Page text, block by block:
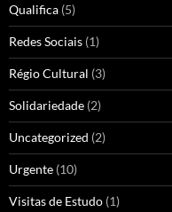
Qualifica (5)
Redes Sociais (1)
Régio Cultural (3)
Solidariedade (2)
Uncategorized (2)
Urgente (10)
Visitas de Estudo (1)